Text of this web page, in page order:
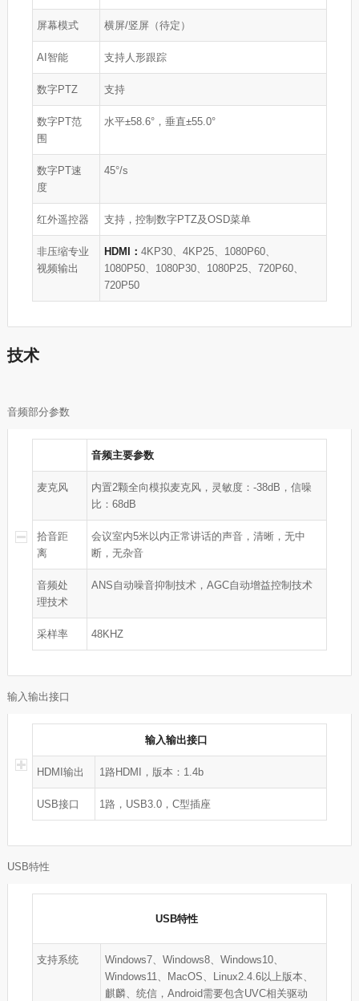
屏幕模式 横屏/竖屏（待定）
AI智能 支持人形跟踪
数字PTZ 支持
数字PT范
围
水平±58.6°，垂直±55.0°
数字PT速
度
45°/s
红外遥控器 支持，控制数字PTZ及OSD菜单
非压缩专业
视频输出
HDMI： 4KP30、4KP25、1080P60、
1080P50、1080P30、1080P25、720P60、
720P50
技术
音频部分参数
音频主要参数
麦克风
内置2颗全向模拟麦克风，灵敏度：-38dB，信噪
比：68dB
拾音距
离
会议室内5米以内正常讲话的声音，清晰，无中
断，无杂音
音频处
理技术
ANS自动噪音抑制技术，AGC自动增益控制技术
采样率 48KHZ
输入输出接口
输入输出接口
HDMI输出 1路HDMI，版本：1.4b
USB接口 1路，USB3.0，C型插座
USB特性
USB特性
支持系统
Windows7、Windows8、Windows10、
Windows11、MacOS、Linux2.4.6以上版本、
麒麟、统信，Android需要包含UVC相关驱动